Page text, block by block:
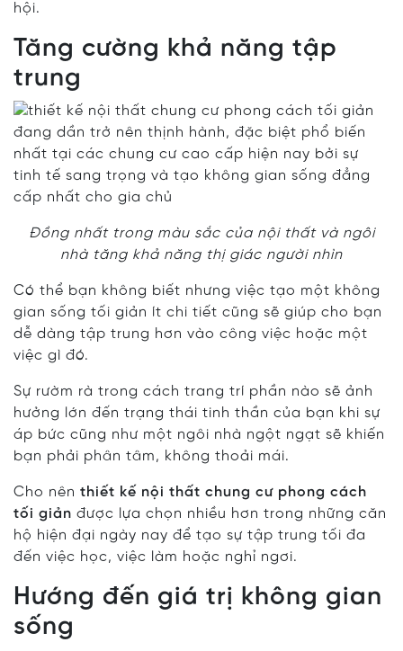
hội.
Tăng cường khả năng tập
trung
Đồng nhất trong màu sắc của nội thất và ngôi
nhà tăng khả năng thị giác người nhìn
Có thể bạn không biết nhưng việc tạo một không
gian sống tối giản ít chi tiết cũng sẽ giúp cho bạn
dễ dàng tập trung hơn vào công việc hoặc một
việc gì đó.
Sự rườm rà trong cách trang trí phần nào sẽ ảnh
hưởng lớn đến trạng thái tinh thần của bạn khi sự
áp bức cũng như một ngôi nhà ngột ngạt sẽ khiến
bạn phải phân tâm, không thoải mái.
Cho nên thiết kế nội thất chung cư phong cách
tối giản được lựa chọn nhiều hơn trong những căn
hộ hiện đại ngày nay để tạo sự tập trung tối đa
đến việc học, việc làm hoặc nghỉ ngơi.
Hướng đến giá trị không gian
sống